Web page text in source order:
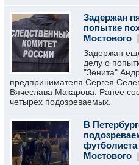
Задержан
попытке
Мостового
Задержан
делу о
"Зенита"
предпринимателя Сергея
Вячеслава Макарова. Ранее
четырех подозреваемых.
В
Мостового